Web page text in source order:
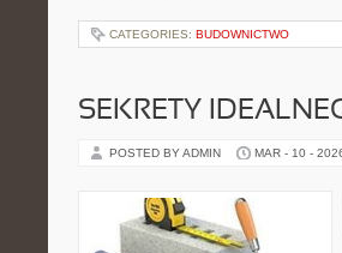
CATEGORIES: BUDOWNICTWO
SEKRETY
POSTED BY ADMIN MAR - 10 -